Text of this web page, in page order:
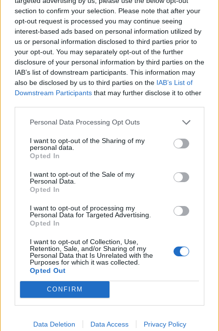
section to confirm your selection. Please note that after your
opt-out request is processed you may continue seeing
interest-based ads based on personal information utilized by
us or personal information disclosed to third parties prior to
your opt-out. You may separately opt-out of the further
disclosure of your personal information by third parties on the
IAB’s list of downstream participants. This information may
also be disclosed by us to third parties on the IAB’s List of
Downstream Participants that may further disclose it to other
Personal Data Processing Opt Outs
I want to opt-out of the Sharing of my
personal data.
Opted In
I want to opt-out of the Sale of my
Personal Data.
Opted In
I want to opt-out of processing my
Personal Data for Targeted Advertising.
Opted In
I want to opt-out of Collection, Use,
Retention, Sale, and/or Sharing of my
Personal Data that Is Unrelated with the
Purposes for which it was collected.
Opted Out
CONFIRM
Data Deletion Data Access Privacy Policy